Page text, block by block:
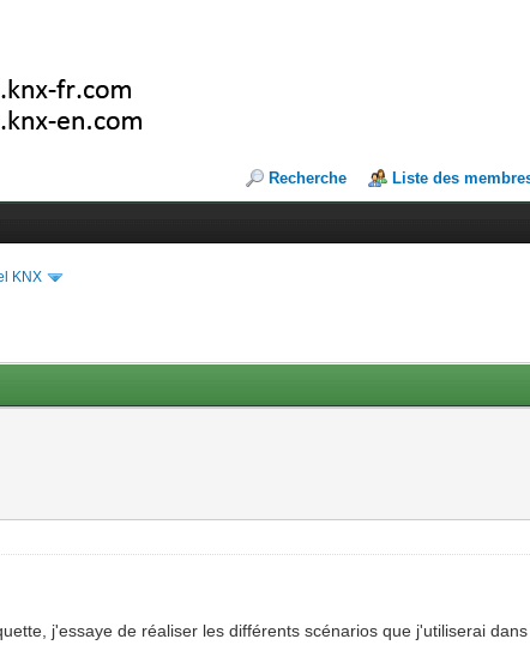
Recherche Liste des
KNX
j'essaye de réaliser les différents scénarios que j'utiliserai